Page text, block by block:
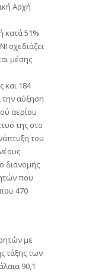
Αρχή
κατά 51%
σχεδιάζει
μέσης
και 184
την αύξηση
αερίου
της στο
του
διανομής
που
470
με
τάξης των
90,1